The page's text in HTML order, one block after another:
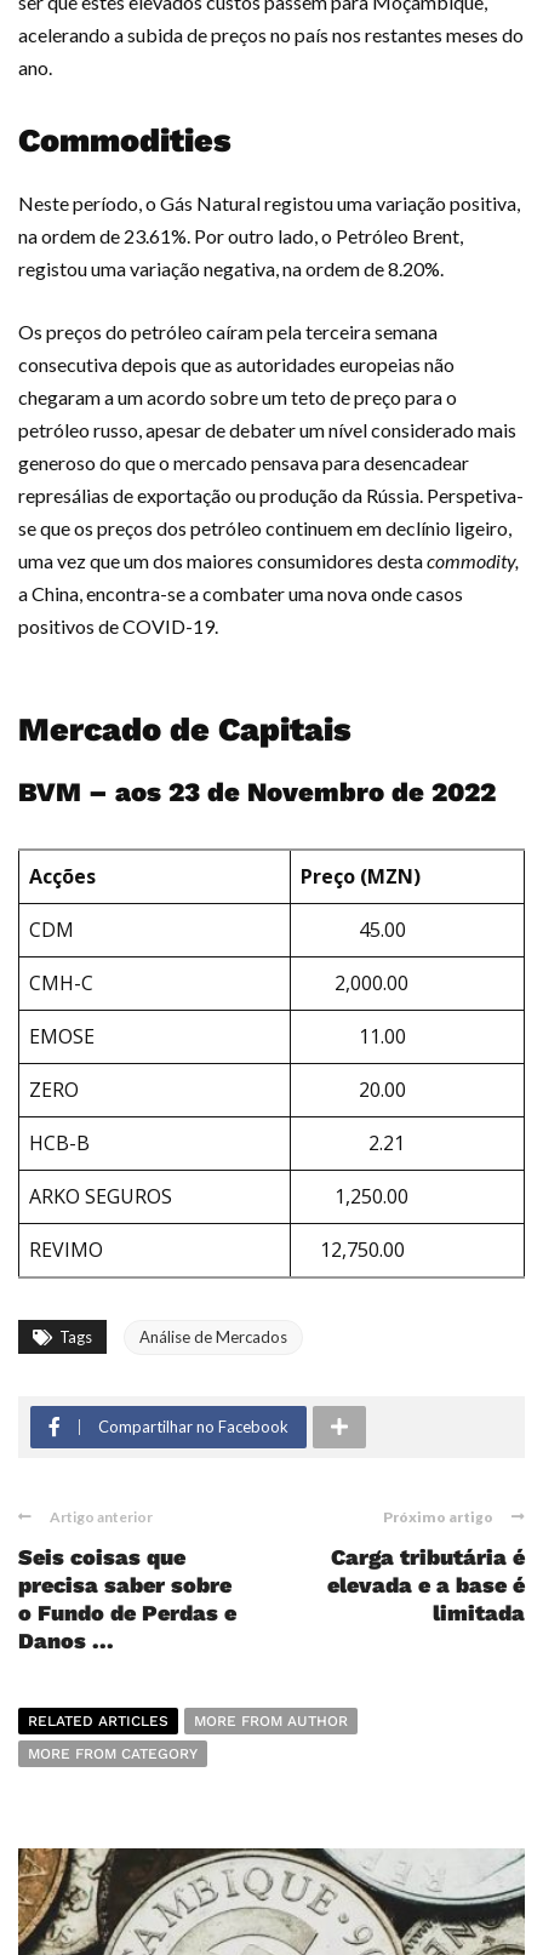
acelerando a subida de preços no país nos restantes meses do
ano.
Commodities
Neste período, o Gás Natural registou uma variação positiva,
na ordem de 23.61%. Por outro lado, o Petróleo Brent,
registou uma variação negativa, na ordem de 8.20%.
Os preços do petróleo caíram pela terceira semana
consecutiva depois que as autoridades europeias não
chegaram a um acordo sobre um teto de preço para o
petróleo russo, apesar de debater um nível considerado mais
generoso do que o mercado pensava para desencadear
represálias de exportação ou produção da Rússia. Perspetiva-
se que os preços dos petróleo continuem em declínio ligeiro,
uma vez que um dos maiores consumidores destacommodity,
a China, encontra-se a combater uma nova onde casos
positivos de COVID-19.
Mercado de Capitais
BVM – aos 23 de Novembro de 2022
Acções
Preço (MZN)
CDM
45.00
CMH-C
2,000.00
EMOSE
11.00
ZERO
20.00
HCB-B
2.21
ARKO SEGUROS
1,250.00
REVIMO
12,750.00
Tags Análise de Mercados
Compartilhar no Facebook
Artigo anterior
Seis coisas que
precisa saber sobre
o Fundo de Perdas e
Danos ...
Próximo artigo
Carga tributária é
elevada e a base é
limitada
RELATED ARTICLES
MORE FROM AUTHOR
MORE FROM CATEGORY